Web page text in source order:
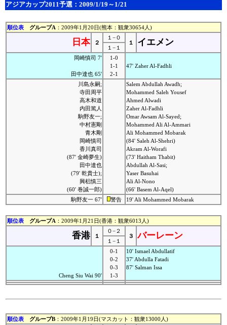
アジアカップ2011予選：2009/1/19～1/21
順位表 グループA ：2009年1月20日(熊本：観衆30654人)
日本 ２
１−０
１
イエメン
１−１
岡崎慎司 7'
田中達也 65'
1-0
1-1
2-1
47' Zaher Al-Fadhli
川島永嗣;
寺田周平
高木和道
内田篤人
駒野友一;
中村憲剛
青木剛
岡崎慎司
香川真司
(87' 金崎夢生)
田中達也
(79' 乾貴士);
興梠慎三
(60' 巻誠一郎)
Salem Abdullah Awadh;
Mohammed Saleh Yousef
Ahmed Alwadi
Zaher Al-Fadhli
Omar Awsam Al-Sayed;
Mohammed Ali Al-Ammari
Ali Mohammed Mobarak
(84' Saleh Al-Shehri)
Akram Al-Worafi
(73' Haitham Thabit)
Abdullah Al-Sasi;
Yaser Basuhai
Ali Al-Nono
(66' Basem Al-Aqel)
駒野友一 67'
警告 19' Ali Mohammed Mobarak
順位表 グループA ：2009年1月21日(香港：観衆6013人)
香港 １
０−２
３
バーレーン
１−１
Cheng Siu Wai 90'
0-1
0-2
0-3
1-3
10' Ismael Abdullatif
37' Abdulla Fatadi
87' Salman Issa
順位表 グループB ：2009年1月19日(マスカット：観衆13000人)